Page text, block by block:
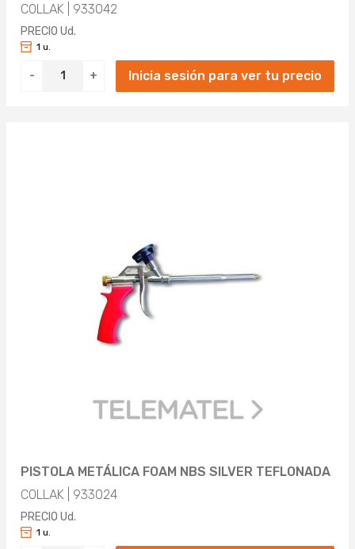
COLLAK | 933042
PRECIO Ud.
- +
1 u.
Inicia sesión para ver tu precio
PISTOLA METÁLICA FOAM NBS SILVER TEFLONADA
COLLAK | 933024
PRECIO Ud.
1 u.